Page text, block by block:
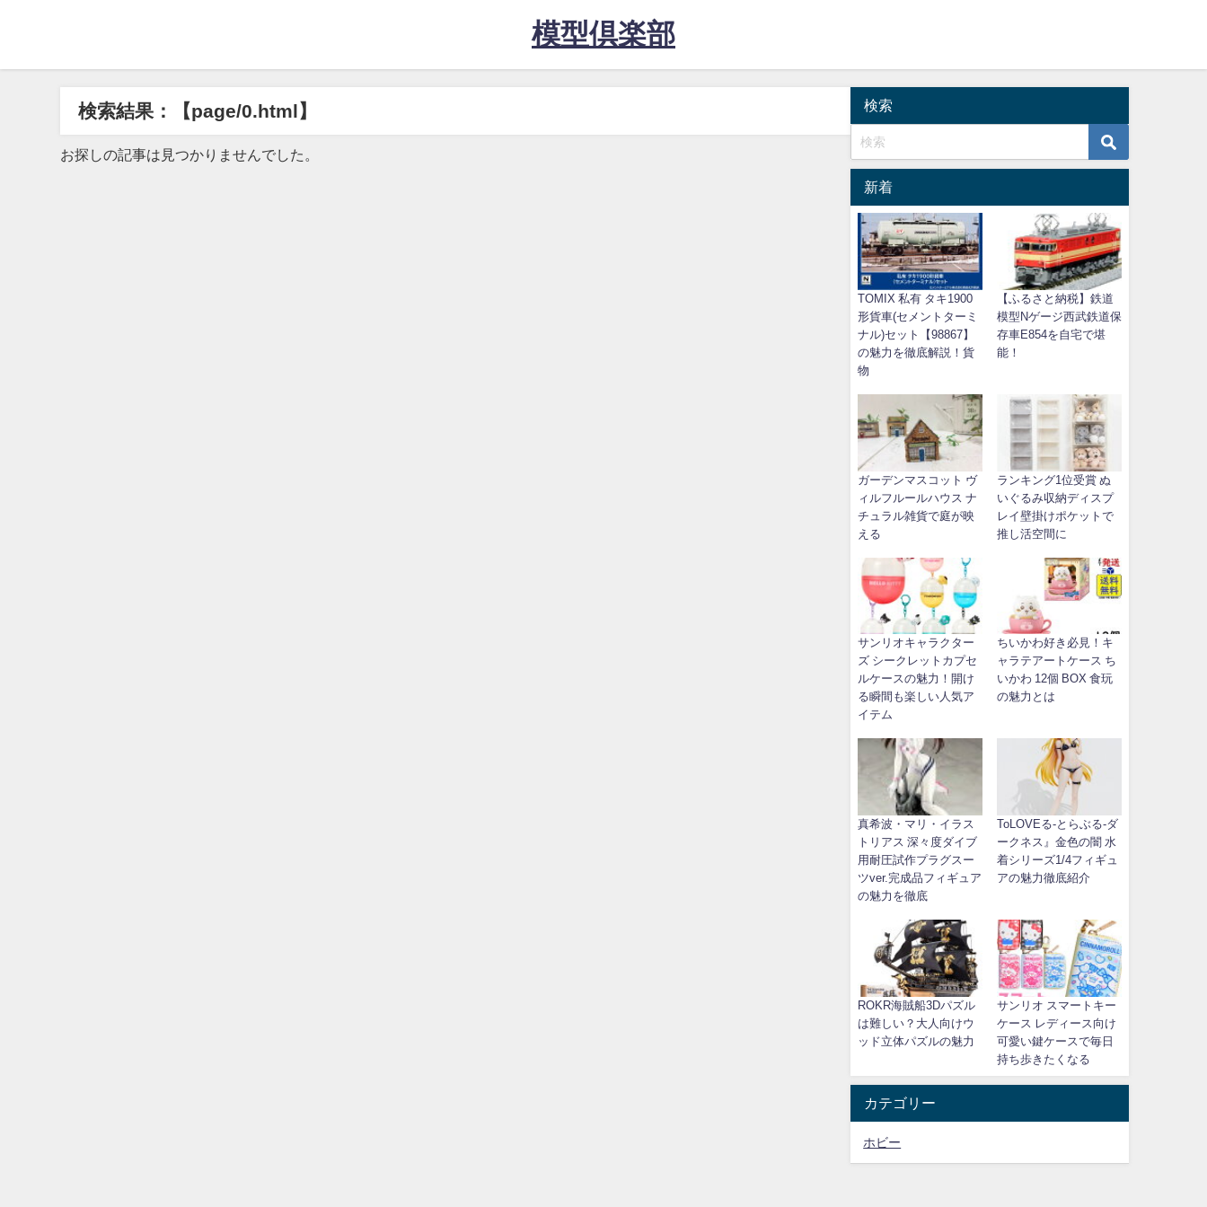
模型倶楽部
検索結果：【page/0.html】
お探しの記事は見つかりませんでした。
検索
新着
TOMIX 私有 タキ1900
形貨車(セメントターミ
ナル)セット【98867】
の魅力を徹底解説！貨
物
【ふるさと納税】鉄道
模型Nゲージ西武鉄道保
存車E854を自宅で堪
能！
ガーデンマスコット ヴ
ィルフルールハウス ナ
チュラル雑貨で庭が映
える
ランキング1位受賞 ぬ
いぐるみ収納ディスプ
レイ壁掛けポケットで
推し活空間に
サンリオキャラクター
ズ シークレットカプセ
ルケースの魅力！開け
る瞬間も楽しい人気ア
イテム
ちいかわ好き必見！キ
ャラテアートケース ち
いかわ 12個 BOX 食玩
の魅力とは
真希波・マリ・イラス
トリアス 深々度ダイブ
用耐圧試作プラグスー
ツver.完成品フィギュア
の魅力を徹底
ToLOVEる-とらぶる-ダ
ークネス』金色の闇 水
着シリーズ1/4フィギュ
アの魅力徹底紹介
ROKR海賊船3Dパズル
は難しい？大人向けウ
ッド立体パズルの魅力
サンリオ スマートキー
ケース レディース向け
可愛い鍵ケースで毎日
持ち歩きたくなる
カテゴリー
ホビー